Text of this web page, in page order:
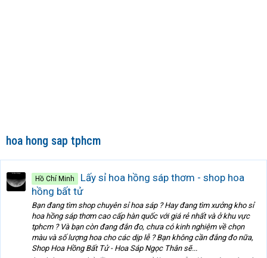
hoa hong sap tphcm
Hồ Chí Minh
Lấy sỉ hoa hồng sáp thơm - shop hoa
hồng bất tử
Bạn đang tìm shop chuyên sỉ hoa sáp ? Hay đang tìm xưởng kho sỉ
hoa hồng sáp thơm cao cấp hàn quốc với giá rẻ nhất và ở khu vực
tphcm ? Và bạn còn đang đắn đo, chưa có kinh nghiệm về chọn
màu và số lượng hoa cho các dịp lễ ? Bạn không cần đắng đo nữa,
Shop Hoa Hồng Bất Tử - Hoa Sáp Ngọc Thân sẽ...